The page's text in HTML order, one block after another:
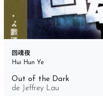
回魂夜
Hui Hun Ye
Out of the Dark
de
Jeffrey Lau